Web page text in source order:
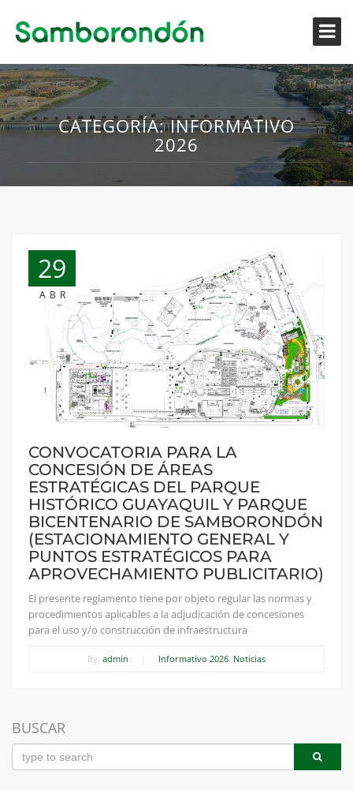
CATEGORÍA:INFORMATIVO
2026
29
ABR
CONVOCATORIA PARA LA
CONCESIÓN DE ÁREAS
ESTRATÉGICAS DEL PARQUE
HISTÓRICO GUAYAQUIL Y PARQUE
BICENTENARIO DE SAMBORONDÓN
(ESTACIONAMIENTO GENERAL Y
PUNTOS ESTRATÉGICOS PARA
APROVECHAMIENTO PUBLICITARIO)
El presente reglamento tiene por objeto regular las normas y
procedimientos aplicables a la adjudicación de concesiones
para el uso y/o construcción de infraestructura
By: admin Informativo 2026 Noticias
BUSCAR